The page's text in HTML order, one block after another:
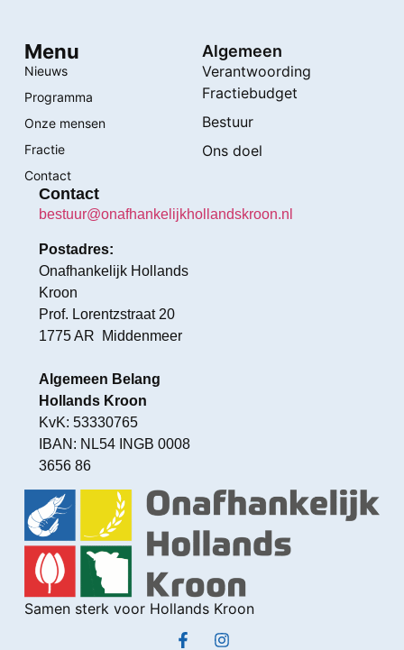
Samen sterk voor Hollands Kroon
Menu
Nieuws
Programma
Onze mensen
Fractie
Contact
Algemeen
Verantwoording
Fractiebudget
Bestuur
Ons doel
Contact
bestuur@onafhankelijkhollandskroon.nl
Postadres:
Onafhankelijk Hollands
Kroon
Prof. Lorentzstraat 20
1775 AR Middenmeer
Algemeen Belang
Hollands Kroon
KvK: 53330765
IBAN: NL54 INGB 0008
3656 86